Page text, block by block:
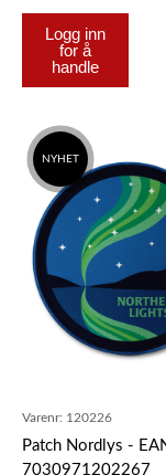
Logg inn
for å
handle
NYHET
Varenr: 120226
Patch Nordlys -
7030971202267